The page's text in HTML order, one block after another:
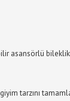
asansörlü bileklik
tarzını